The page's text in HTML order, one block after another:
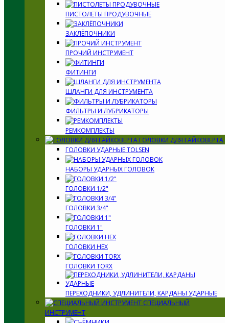
ПИСТОЛЕТЫ ПРОДУВОЧНЫЕ
ЗАКЛЁПОЧНИКИ
ПРОЧИЙ ИНСТРУМЕНТ
ФИТИНГИ
ШЛАНГИ ДЛЯ ИНСТРУМЕНТА
ФИЛЬТРЫ И ЛУБРИКАТОРЫ
РЕМКОМПЛЕКТЫ
ГОЛОВКИ ДЛЯ ГАЙКОВЕРТА
ГОЛОВКИ УДАРНЫЕ TOLSEN
НАБОРЫ УДАРНЫХ ГОЛОВОК
ГОЛОВКИ 1/2"
ГОЛОВКИ 3/4"
ГОЛОВКИ 1"
ГОЛОВКИ HEX
ГОЛОВКИ TORX
ПЕРЕХОДНИКИ, УДЛИНИТЕЛИ, КАРДАНЫ УДАРНЫЕ
СПЕЦИАЛЬНЫЙ
ИНСТРУМЕНТ